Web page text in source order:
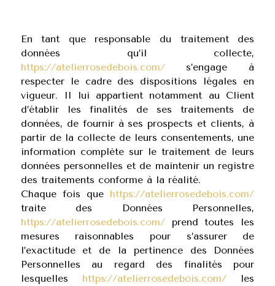
En tant que responsable du traitement des
données qu’il collecte,
https://atelierrosedebois.com/s’engage à
respecter le cadre des dispositions légales en
vigueur. Il lui appartient notamment au Client
d’établir les finalités de ses traitements de
données, de fournir à ses prospects et clients, à
partir de la collecte de leurs consentements, une
information complète sur le traitement de leurs
données personnelles et de maintenir un registre
des traitements conforme à la réalité.
Chaque fois que https://atelierrosedebois.com/
traite des Données Personnelles,
https://atelierrosedebois.com/prend toutes les
mesures raisonnables pour s’assurer de
l’exactitude et de la pertinence des Données
Personnelles au regard des finalités pour
lesquelles https://atelierrosedebois.com/ les